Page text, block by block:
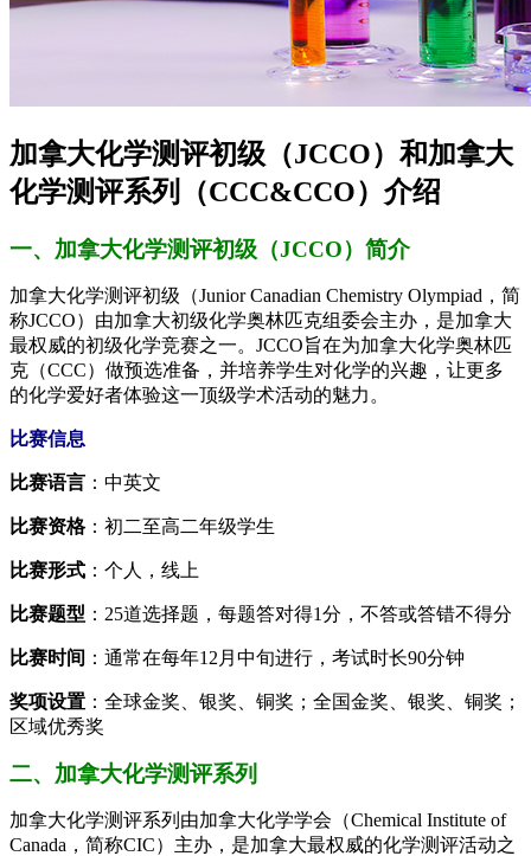
加拿大化学测评初级（JCCO）和加拿大
化学测评系列（CCC&CCO）介绍
一、加拿大化学测评初级（JCCO）简介
加拿大化学测评初级（Junior Canadian Chemistry Olympiad，简
称JCCO）由加拿大初级化学奥林匹克组委会主办，是加拿大
最权威的初级化学竞赛之一。JCCO旨在为加拿大化学奥林匹
克（CCC）做预选准备，并培养学生对化学的兴趣，让更多
的化学爱好者体验这一顶级学术活动的魅力。
比赛信息
比赛语言 ：中英文
比赛资格：初二至高二年级学生
比赛形式 ：个人，线上
比赛题型 ：25道选择题，每题答对得1分，不答或答错不得分
比赛时间 ：通常在每年12月中旬进行，考试时长90分钟
奖项设置 ：全球金奖、银奖、铜奖；全国金奖、银奖、铜奖；
区域优秀奖
二、加拿大化学测评系列
加拿大化学测评系列由加拿大化学学会（Chemical Institute of
Canada，简称CIC）主办，是加拿大最权威的化学测评活动之